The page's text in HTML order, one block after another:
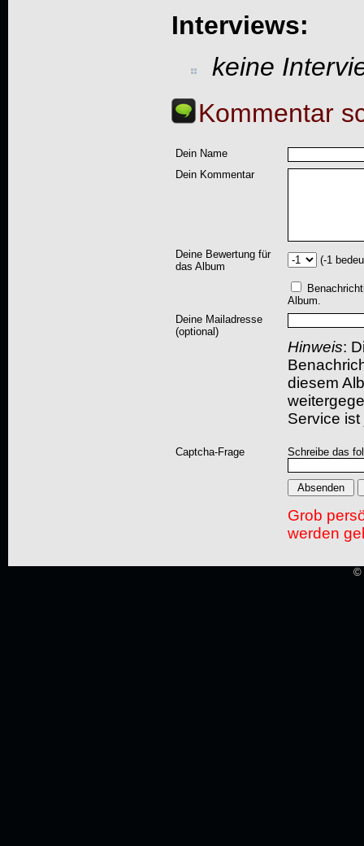
Interviews:
keine
Kommentar
Dein Name
Dein Kommentar
Deine Bewertung für
das Album
(-1
Album.
Deine Mailadresse
(optional)
Hinweis:
diesem
Service
Captcha-Frage Schreibe das
Grob
werden
©